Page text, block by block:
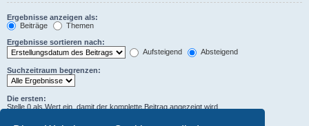
Ergebnisse anzeigen als:
Beiträge
Themen
Ergebnisse sortieren nach:
Aufsteigend
Absteigend
Suchzeitraum begrenzen:
Die ersten:
Stelle 0 als Wert ein, damit der komplette Beitrag angezeigt wird.